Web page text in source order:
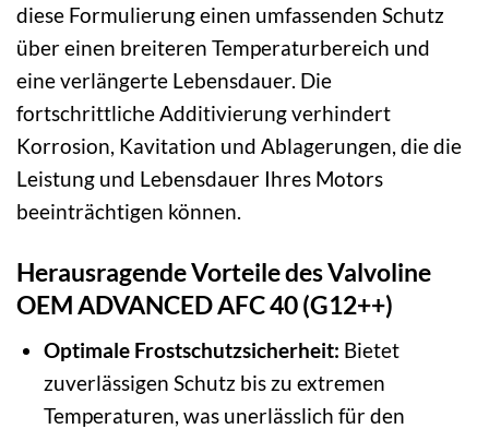
diese Formulierung einen umfassenden Schutz
über einen breiteren Temperaturbereich und
eine verlängerte Lebensdauer. Die
fortschrittliche Additivierung verhindert
Korrosion, Kavitation und Ablagerungen, die die
Leistung und Lebensdauer Ihres Motors
beeinträchtigen können.
Herausragende Vorteile des Valvoline
OEM ADVANCED AFC 40 (G12++)
Optimale Frostschutzsicherheit: Bietet
zuverlässigen Schutz bis zu extremen
Temperaturen, was unerlässlich für den